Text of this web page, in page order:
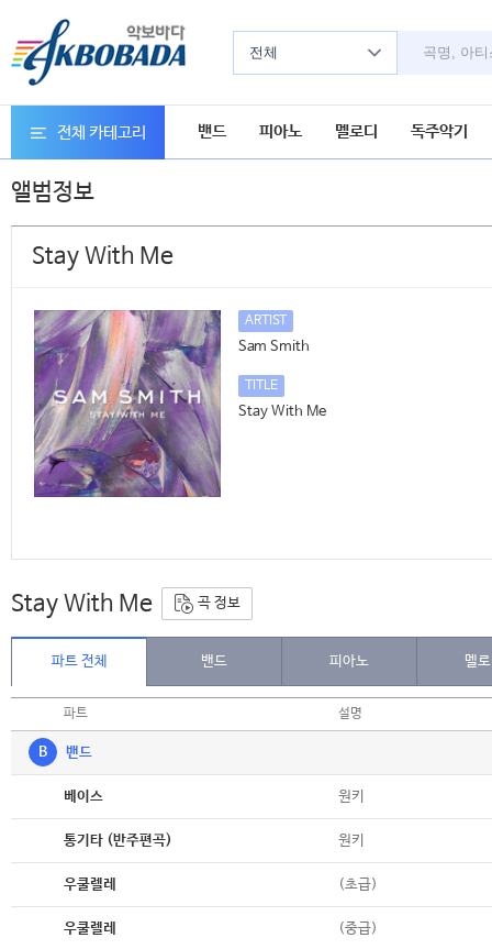
전체
전체 카테고리 밴드 피아노 멜로디 독주악기
앨범정보
Stay With Me
ARTIST
Sam Smith
TITLE
Stay With Me
Stay With Me 곡 정보
파트 전체 밴드 피아노 멜
파트 설명
B 밴드
베이스 원키
통기타 (반주편곡) 원키
우쿨렐레 (초급)
우쿨렐레 (중급)